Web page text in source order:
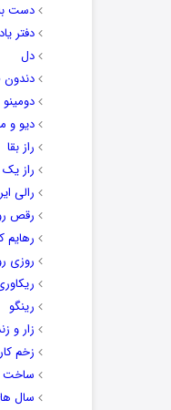
دست
دفتر
دل
دندون
دومینو
دیو و
راز بقا
راز یک
رالی
رقص
رهایم
روزی
رینگو
زار و
زخم
ساخت
سال